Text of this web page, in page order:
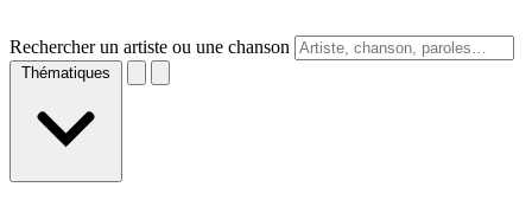
Rechercher un artiste ou une chanson
Thématiques